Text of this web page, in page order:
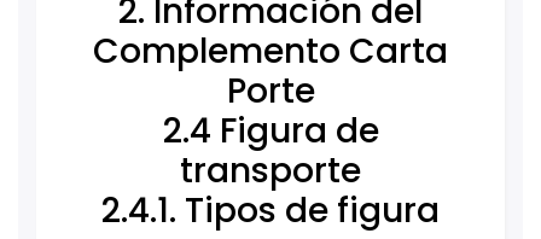
2. Información del
Complemento Carta
Porte
2.4 Figura de
transporte
2.4.1. Tipos de figura